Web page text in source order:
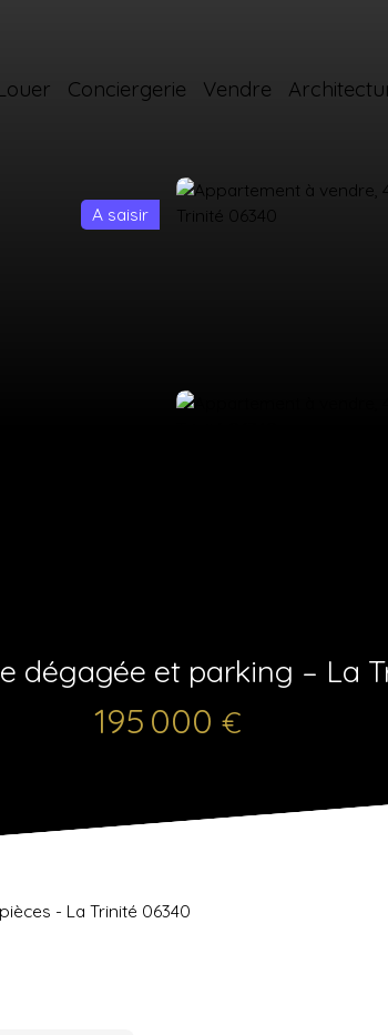
Conciergerie Vendre
A saisir
dégagée et parking – La
195 000 €
- La Trinité 06340